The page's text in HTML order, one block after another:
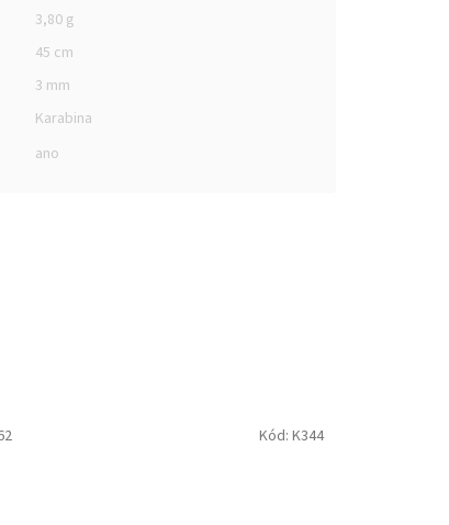
3,80 g
45 cm
3 mm
Karabina
ano
Kód: K344